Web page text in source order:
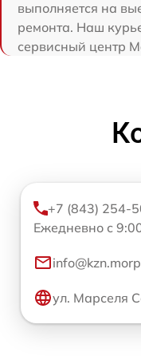
выполняется на
ремонта. Наш
сервисный центр
+7 (843) 254-
Ежедневно с
ул. Марселя